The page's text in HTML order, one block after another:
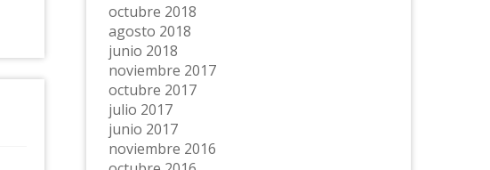
octubre 2018
agosto 2018
junio 2018
noviembre 2017
octubre 2017
julio 2017
junio 2017
noviembre 2016